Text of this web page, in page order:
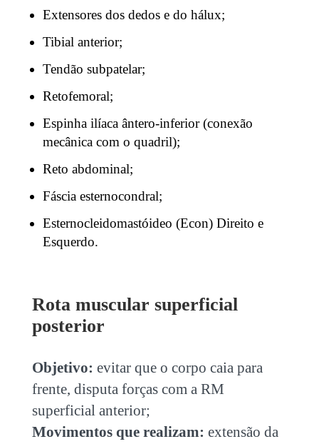
Extensores dos dedos e do hálux;
Tibial anterior;
Tendão subpatelar;
Retofemoral;
Espinha ilíaca ântero-inferior (conexão
mecânica com o quadril);
Reto abdominal;
Fáscia esternocondral;
Esternocleidomastóideo (Econ) Direito e
Esquerdo.
Rota muscular superficial
posterior
Objetivo: evitar que o corpo caia para
frente, disputa forças com a RM
superficial anterior;
Movimentos que realizam: extensão da